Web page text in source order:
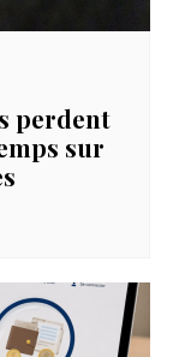
perdent
sur